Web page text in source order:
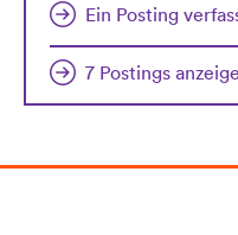
Ein Posting
7 Postings